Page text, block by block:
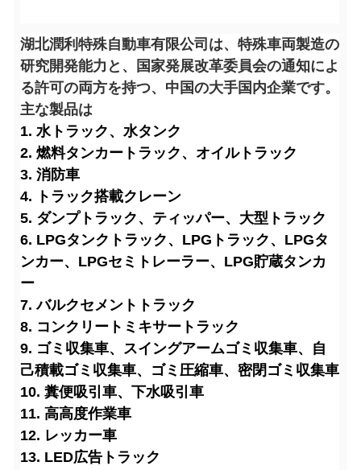
湖北潤利特殊自動車有限公司は、特殊車両製造の
研究開発能力と、国家発展改革委員会の通知によ
る許可の両方を持つ、中国の大手国内企業です。
主な製品は
1. 水トラック、水タンク
2. 燃料タンカートラック、オイルトラック
3. 消防車
4. トラック搭載クレーン
5. ダンプトラック、ティッパー、大型トラック
6. LPGタンクトラック、LPGトラック、LPGタ
ンカー、LPGセミトレーラー、LPG貯蔵タンカ
ー
7. バルクセメントトラック
8. コンクリートミキサートラック
9. ゴミ収集車、スイングアームゴミ収集車、自
己積載ゴミ収集車、ゴミ圧縮車、密閉ゴミ収集車
10. 糞便吸引車、下水吸引車
11. 高高度作業車
12. レッカー車
13. LED広告トラック